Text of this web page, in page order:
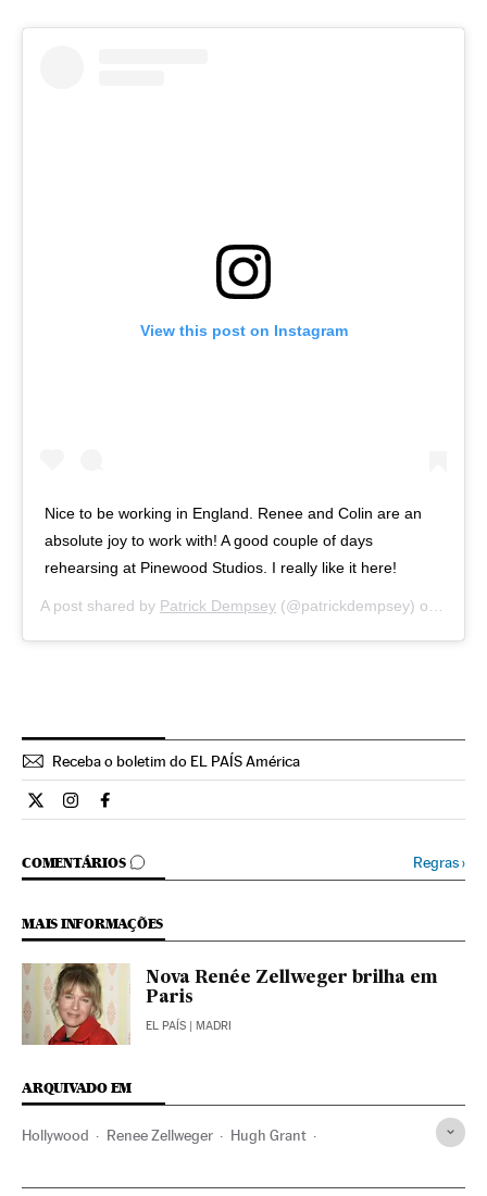
View this post on Instagram
Nice to be working in England. Renee and Colin are an
absolute joy to work with! A good couple of days
rehearsing at Pinewood Studios. I really like it here!
A post shared by Patrick Dempsey (@patrickdempsey) on
Receba o boletim do EL PAÍS América
Estilo El País Brasil en Twitter
Estilo El País Brasil en Instagram
Estilo El País Brasil en Facebook
COMENTÁRIOS
COMENTÁRIOS Regras›
MAIS INFORMAÇÕES
Nova Renée Zellweger brilha em
Paris
EL PAÍS | MADRI
ARQUIVADO EM
Hollywood Renee Zellweger Hugh Grant